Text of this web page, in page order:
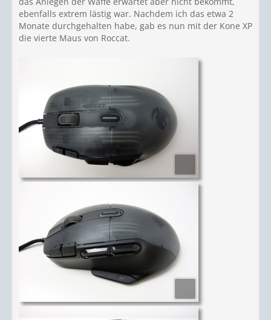
ebenfalls extrem lästig war. Nachdem ich das etwa 2
Monate durchgehalten habe, gab es nun mit der Kone XP
die vierte Maus von Roccat.